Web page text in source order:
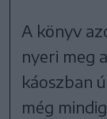
A könyv
nyeri meg
káoszban
még